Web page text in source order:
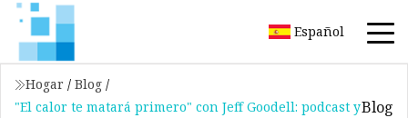
Español
Hogar / Blog /
"El calor te matará primero" con Jeff Goodell: podcast yBlog